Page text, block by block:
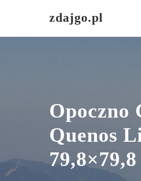
zdajgo.pl
Opoczno
Quenos